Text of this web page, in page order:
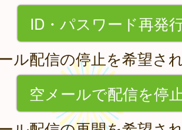
ID・パスワード再発
ル配信の停止を希望さ
空メールで配信を停